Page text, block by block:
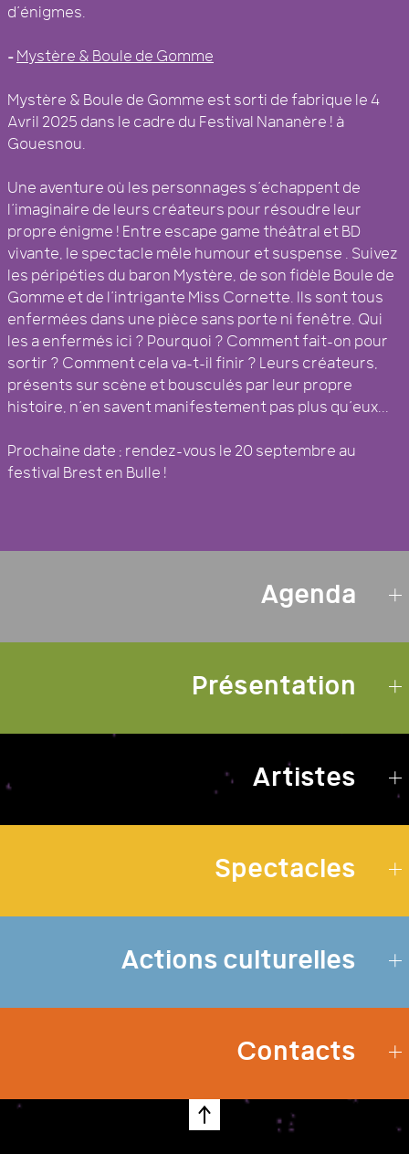
d’énigmes.
– Mystère & Boule de Gomme
Mystère & Boule de Gomme est sorti de fabrique le 4
Avril 2025 dans le cadre du Festival Nananère ! à
Gouesnou.
Une aventure où les personnages s’échappent de
l’imaginaire de leurs créateurs pour résoudre leur
propre énigme ! Entre escape game théâtral et BD
vivante, le spectacle mêle humour et suspense . Suivez
les péripéties du baron Mystère, de son fidèle Boule de
Gomme et de l’intrigante Miss Cornette. Ils sont tous
enfermées dans une pièce sans porte ni fenêtre. Qui
les a enfermés ici ? Pourquoi ? Comment fait-on pour
sortir ? Comment cela va-t-il finir ? Leurs créateurs,
présents sur scène et bousculés par leur propre
histoire, n’en savent manifestement pas plus qu’eux...
Prochaine date : rendez-vous le 20 septembre au
festival Brest en Bulle !
Agenda
Présentation
Artistes
Spectacles
Actions culturelles
Contacts